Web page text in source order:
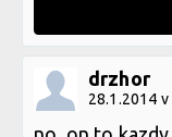
drzhor
28.1.2014 v